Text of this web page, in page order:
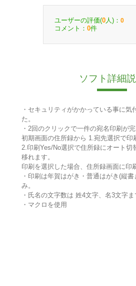
ユーザーの評価(0 人)： 0
コメント： 0件
ソフト詳細
・セキュリティがかかっている事に気
た。
・2回のクリックで一件の宛名印刷が完
初期画面の住所録から 1.宛先選択で印
2.印刷Yes/No選択で住所録にオート切
移れます。
印刷を選択した場合、住所録画面に印
・印刷は年賀はがき・普通はがき(縦
み。
・氏名の文字数は 姓4文字、名3文字
・マクロを使用